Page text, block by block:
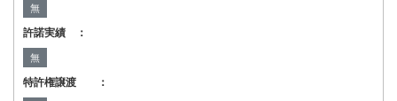
無
許諾実績 ：
無
特許権譲渡 ：